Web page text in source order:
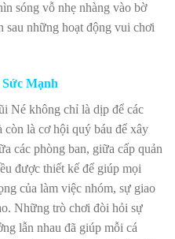
sóng vỗ nhẹ nhàng vào bờ
sau những hoạt động vui chơi
Mạnh
Né không chỉ là dịp để các
là cơ hội quý báu để xây
các phòng ban, giữa cấp quản
được thiết kế để giúp mọi
của làm việc nhóm, sự giao
Những trò chơi đòi hỏi sự
lẫn nhau đã giúp mỗi cá